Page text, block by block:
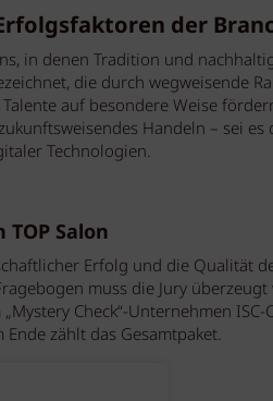
der
in denen Tradition und
die durch wegweisende
auf besondere Weise
Handeln – sei
Technologien.
Salon
Erfolg und die Qualität
muss die Jury
Check“-Unternehmen
zählt das Gesamtpaket.